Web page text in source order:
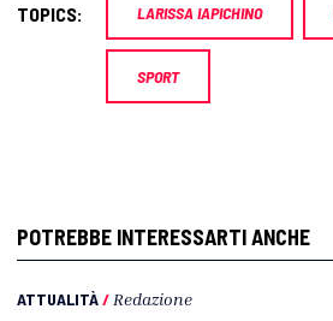
TOPICS: LARISSA IAPICHINO
SPORT
POTREBBE INTERESSARTI ANCHE
ATTUALITÀ/ Redazione